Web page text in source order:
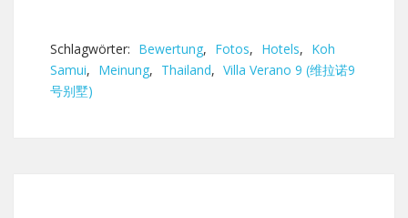
Schlagwörter: Bewertung, Fotos, Hotels, Koh
Samui, Meinung, Thailand, Villa Verano 9 (维拉诺9
号别墅)